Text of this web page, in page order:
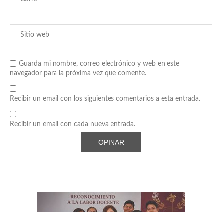
Guarda mi nombre, correo electrónico y web en este
navegador para la próxima vez que comente.
Recibir un email con los siguientes comentarios a esta entrada.
Recibir un email con cada nueva entrada.